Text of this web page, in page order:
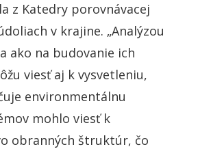
z Katedry porovnávacej
v krajine. „Analýzou
ako na budovanie ich
viesť aj k vysvetleniu,
environmentálnu
mohlo viesť k
obranných štruktúr, čo